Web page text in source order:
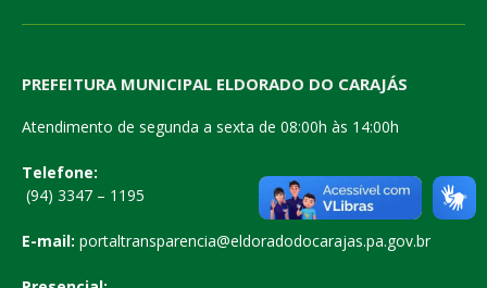
PREFEITURA MUNICIPAL ELDORADO DO CARAJÁS
Atendimento de segunda a sexta de 08:00h às 14:00h
Telefone:
(94) 3347 – 1195
E-mail: portaltransparencia@eldoradodocarajas.pa.gov.br